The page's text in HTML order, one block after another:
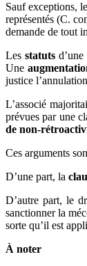
Sauf exceptions,
représentés (C.
demande de tout
Les statutsd’une
Une
justice
L’associé
prévues par une
de non-
Ces arguments
D’une part, la
D’autre part, le
sanctionner la
sorte qu’il est
À noter